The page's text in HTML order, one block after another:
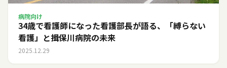
病院向け
34歳で看護師になった看護部長が語る、「縛らない
看護」と揖保川病院の未来
2025.12.29